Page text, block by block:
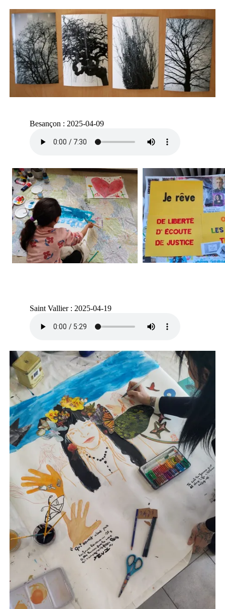
Besançon : 2025-04-09
Saint Vallier : 2025-04-19